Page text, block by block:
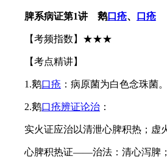
脾系病证第1讲 鹅口疮、 口疮
【考频指数】★★★
【考点精讲】
1.鹅口疮 ：病原菌为白色念珠菌
2.鹅口疮辨证论治 ：
实火证应治以清泄心脾积热；虚
心脾积热证——治法：清心泻脾